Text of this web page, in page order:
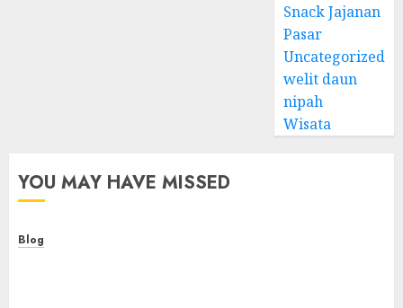
Snack Jajanan
Pasar
Uncategorized
welit daun
nipah
Wisata
YOU MAY HAVE MISSED
Blog